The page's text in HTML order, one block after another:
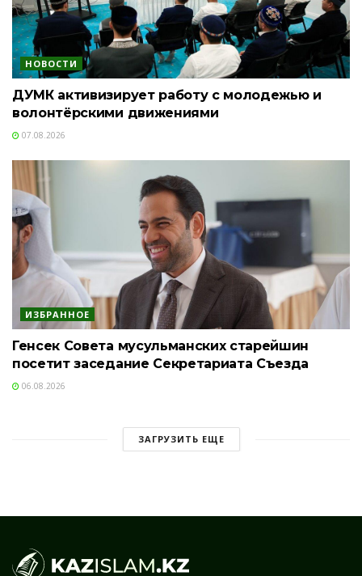
НОВОСТИ
ДУМК активизирует работу с молодежью и
волонтёрскими движениями
07.08.2026
ИЗБРАННОЕ
Генсек Совета мусульманских старейшин
посетит заседание Секретариата Съезда
06.08.2026
ЗАГРУЗИТЬ ЕЩЕ